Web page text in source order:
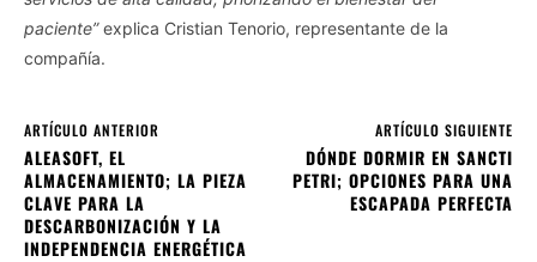
paciente”explica Cristian Tenorio, representante de la
compañía.
ARTÍCULO ANTERIOR
ALEASOFT, EL
ALMACENAMIENTO; LA PIEZA
CLAVE PARA LA
DESCARBONIZACIÓN Y LA
INDEPENDENCIA ENERGÉTICA
ARTÍCULO SIGUIENTE
DÓNDE DORMIR EN SANCTI
PETRI; OPCIONES PARA UNA
ESCAPADA PERFECTA